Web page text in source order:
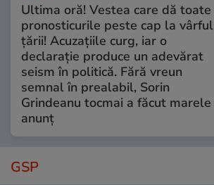
Ultima oră! Vestea care dă toate
pronosticurile peste cap la vârful
țării! Acuzațiile curg, iar o
declarație produce un adevărat
seism în politică. Fără vreun
semnal în prealabil, Sorin
Grindeanu tocmai a făcut marele
anunț
GSP